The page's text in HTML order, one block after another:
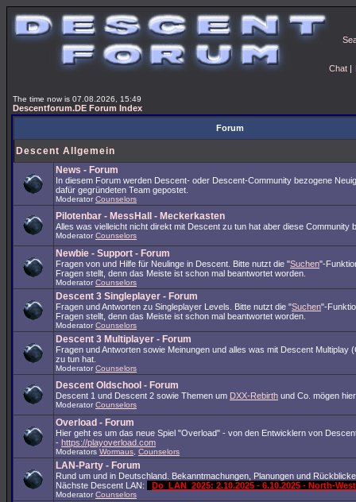
Chat |
The time now is 07.08.2026, 15:49
Descentforum.DE Forum Index
Forum
Descent Allgemein
News - Forum
In diesem Forum werden Descent- oder Descent-Community bezogene
dafür gegründeten Team gepostet.
Moderator Counselors
Pilotenbar - MessHall - Meckerkasten
Alles was vielleicht nicht direkt mit Descent zu tun hat aber diese Community
Moderator Counselors
Newbie - Support - Forum
Fragen von und Hilfe für Neulinge in Descent. Bitte nutzt die "Suchen"-
Fragen stellt, denn das Meiste ist schon mal beantwortet worden.
Moderator Counselors
Descent 3 Singleplayer - Forum
Fragen und Antworten zu Singleplayer Levels. Bitte nutzt die "Suchen"-
Fragen stellt, denn das Meiste ist schon mal beantwortet worden.
Moderator Counselors
Descent 3 Multiplayer - Forum
Fragen und Antworten sowie Meinungen und alles was mit Descent Multiplay
zu tun hat.
Moderator Counselors
Descent Oldschool - Forum
Descent 1 und Descent 2 sowie Themen um DXX-Rebirth und Co. mögen
Moderator Counselors
Overload - Forum
Hier geht es um das neue Spiel "Overload" - von den Entwicklern von
- https://playoverload.com
Moderators Wormaus Counselors
LAN-Party - Forum
Rund um und in Deutschland. Bekanntmachungen, Planungen und
Nächste Descent LAN:
Do_LAN_2025: 2.10.2025 - 6.10.2025 - North-
Moderator Counselors